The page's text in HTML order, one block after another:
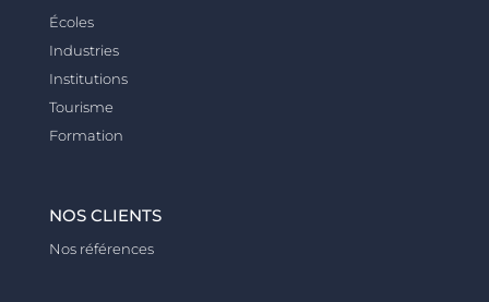
Écoles
Industries
Institutions
Tourisme
Formation
NOS CLIENTS
Nos références